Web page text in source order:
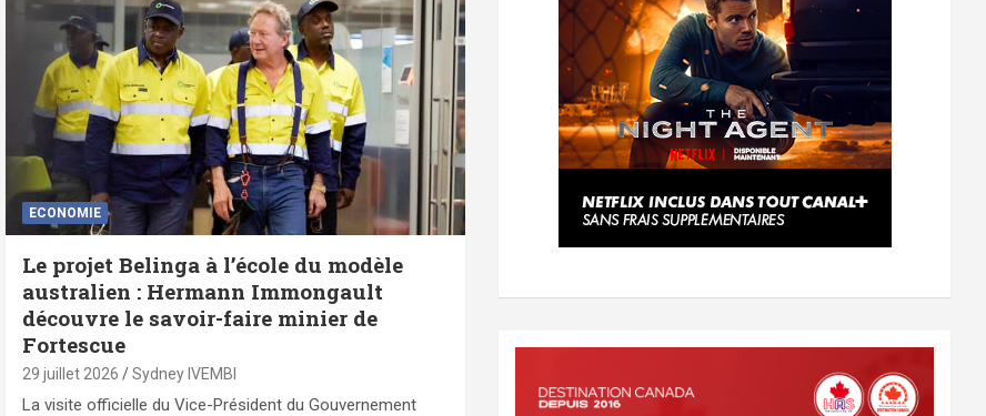
ECONOMIE
Le projet Belinga à l’école du modèle
australien : Hermann Immongault
découvre le savoir-faire minier de
Fortescue
29 juillet 2026 Sydney IVEMBI
La visite officielle du Vice-Président du Gouvernement